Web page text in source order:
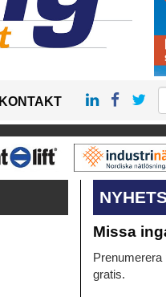
KONTAKT
Missa
Prenumerera
gratis.